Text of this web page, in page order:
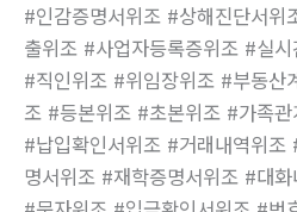
#인감증명서위조 #상해진단서
출위조 #사업자등록증위조 #실
#직인위조 #위임장위조 #부동산
조 #등본위조 #초본위조 #가족
#납입확인서위조 #거래내역위
명서위조 #재학증명서위조 #대